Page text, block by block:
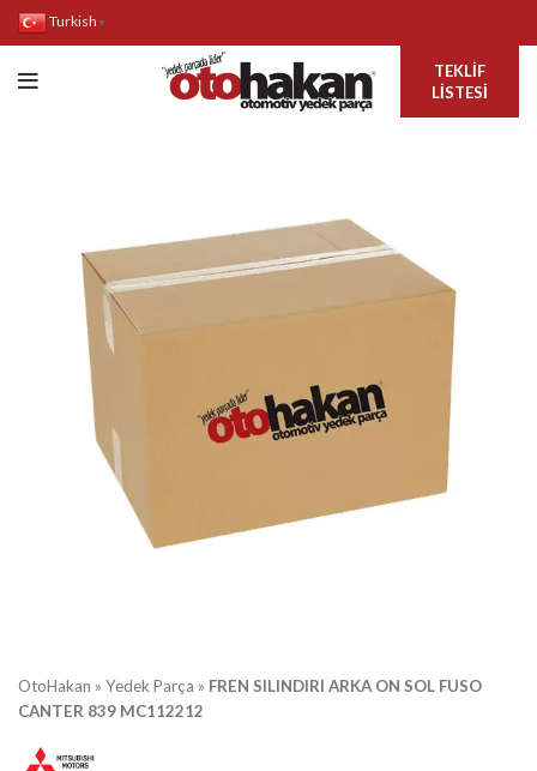
Turkish ▼
TEKLIF
LISTESI
OtoHakan » Yedek Parça » FREN SILINDIRI ARKA ON SOL FUSO
CANTER 839 MC112212